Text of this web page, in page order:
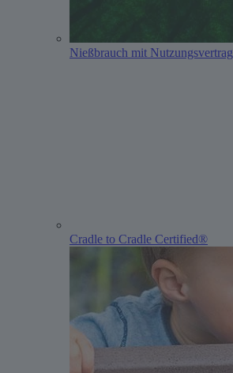
Nießbrauch mit Nutzungsvertrag
Cradle to Cradle Certified®